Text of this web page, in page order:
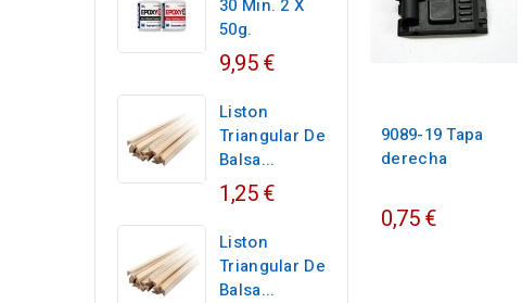
30 Min. 2 X
50g.
9,95 €
Liston
Triangular De
Balsa...
1,25 €
Liston
Triangular De
Balsa...
9089-19 Tapa
derecha
0,75 €